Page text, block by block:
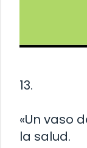
13.
«Un vaso
la salud.